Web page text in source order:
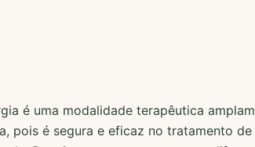
é uma modalidade terapêutica
pois é segura e eficaz no tratamento